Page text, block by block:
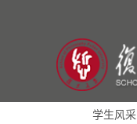
学生风采